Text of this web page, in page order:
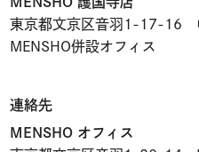
東京都文京区音羽1-17-16
MENSHO併設オフィス
連絡先
MENSHO オフィス